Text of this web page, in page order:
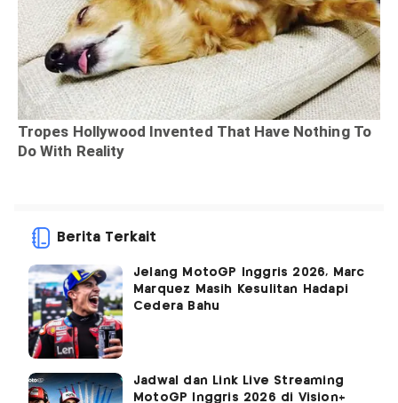
Berita Terkait
Jelang MotoGP Inggris 2026, Marc
Marquez Masih Kesulitan Hadapi
Cedera Bahu
Jadwal dan Link Live Streaming
MotoGP Inggris 2026 di Vision+